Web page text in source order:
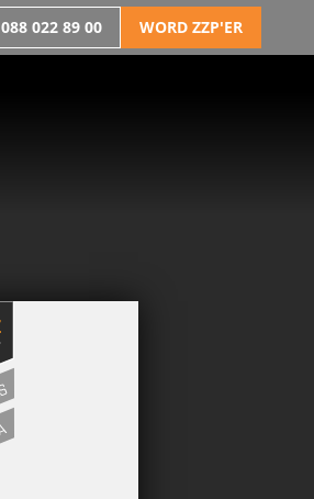
088 022 89 00 WORD ZZP'ER